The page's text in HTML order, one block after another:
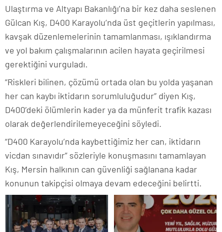
Ulaştırma ve Altyapı Bakanlığı’na bir kez daha seslenen
Gülcan Kış, D400 Karayolu’nda üst geçitlerin yapılması,
kavşak düzenlemelerinin tamamlanması, ışıklandırma
ve yol bakım çalışmalarının acilen hayata geçirilmesi
gerektiğini vurguladı.
“Riskleri bilinen, çözümü ortada olan bu yolda yaşanan
her can kaybı iktidarın sorumluluğudur” diyen Kış,
D400’deki ölümlerin kader ya da münferit trafik kazası
olarak değerlendirilemeyeceğini söyledi.
“D400 Karayolu’nda kaybettiğimiz her can, iktidarın
vicdan sınavıdır” sözleriyle konuşmasını tamamlayan
Kış, Mersin halkının can güvenliği sağlanana kadar
konunun takipçisi olmaya devam edeceğini belirtti.